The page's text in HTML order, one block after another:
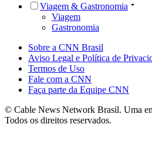
Viagem & Gastronomia
Viagem
Gastronomia
Sobre a CNN Brasil
Aviso Legal e Política de
Termos de Uso
Fale com a CNN
Faça parte da Equipe CNN
© Cable News Network Brasil. Uma
Todos os direitos reservados.